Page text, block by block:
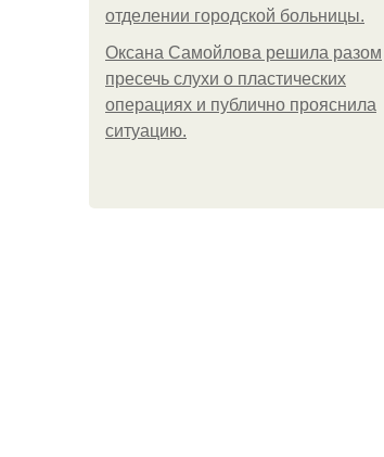
oтдeлeнии гopoдcкoй бoльницы.
Оксана Самойлова решила разом
пресечь слухи о пластических
операциях и публично прояснила
ситуацию.